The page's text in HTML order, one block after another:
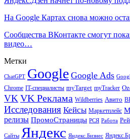
На Google Картах снова можно
Сообщества ВКонтакте смогут
видео…
Метки
ChatGPT Google Google Ads
Chrome IT-специалисты myTarget myTracker
VK VK Реклама Wildberries Авито
Исследования Кейсы Маркетплейс
релизы ПромоСтраницы РСЯ Работа
Сайты Яндекс Яндекс.Бизнес